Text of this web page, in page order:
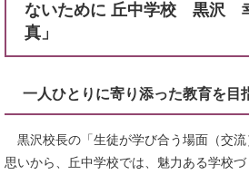
ないために 丘中学校 黒沢
真」
一人ひとりに寄り添った教育を目
黒沢校長の「生徒が学び合う場面（交流
思いから、丘中学校では、魅力ある学校